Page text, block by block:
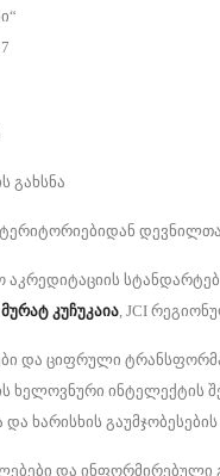
გახსნა
ტერიტორიებიდან
აკრედიტაციის
მურატ კუჩუკაია, JCI
და ციფრული
ხელოვნური ინტელექტის
და ხარისხის
და ინფორმირებული